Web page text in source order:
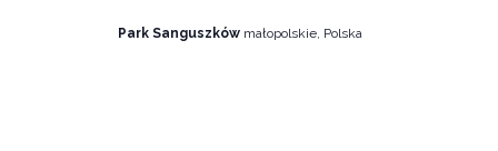
Park Sanguszków małopolskie, Polska